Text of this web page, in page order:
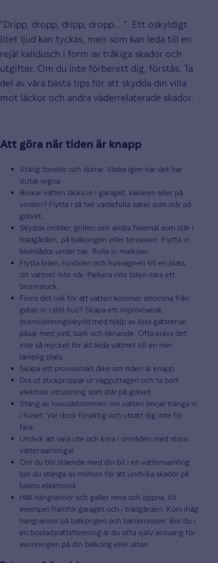
”Dripp, dropp, dripp, dropp…”. Ett oskyldigt
litet ljud kan tyckas, men som kan leda till en
rejäl kalldusch i form av tråkiga skador och
utgifter. Om du inte förberett dig, förstås. Ta
del av våra bästa tips för att skydda din villa
mot läckor och andra väderrelaterade skador.
Att göra när tiden är knapp
Stäng fönster och dörrar. Vädra igen när det har
slutat regna.
Brukar vatten läcka in i garaget, källaren eller på
vinden? Flytta i så fall värdefulla saker som står på
golvet.
Skydda möbler, grillen och andra föremål som står i
trädgården, på balkongen eller terrassen. Flytta in
blomlådor under tak. Rulla in markiser.
Flytta bilen, husbilen och husvagnen till en plats
dit vattnet inte når. Parkera inte bilen nära ett
brunnslock.
Finns det risk för att vatten kommer strömma från
gatan in i ditt hus? Skapa ett improviserat
översvämningsskydd med hjälp av lösa gatstenar,
påsar med jord, bark och liknande. Ofta krävs det
inte så mycket för att leda vattnet till en mer
lämplig plats.
Skapa ett provisoriskt dike om tiden är knapp.
Dra ut stickproppar ur vägguttagen och ta bort
elektrisk utrustning som står på golvet.
Stäng av huvudströmmen om vatten börjar tränga in
i huset. Var dock försiktig och utsätt dig inte för
fara.
Undvik att vara ute och köra i områden med stora
vattensamlingar.
Om du blir stående med din bil i en vattensamling
bör du stänga av motorn för att undvika skador på
bilens elektronik.
Håll hängrännor och galler rena och öppna, till
exempel framför garaget och i trädgården. Kom ihåg
hängrännor på balkongen och takterrassen. Bor du i
en bostadsrättsförening är du ofta själv ansvarig för
avrinningen på din balkong eller altan.